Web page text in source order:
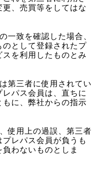
、売買等をしてはな
一致を確認した場合、
として登録されたプ
を利用したものとみ
第三者に使用されてい
パス会員は、直ちに
に、弊社からの指示
使用上の過誤、第三者
レパス会員が負うも
わないものとしま